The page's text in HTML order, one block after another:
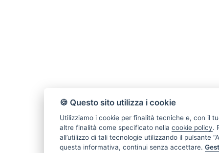
🍪 Questo sito utilizza i cookie
Utilizziamo i cookie per finalità tecniche e, con il
altre finalità come specificato nella cookie policy.
all’utilizzo di tali tecnologie utilizzando il pulsante
questa informativa, continui senza accettare.